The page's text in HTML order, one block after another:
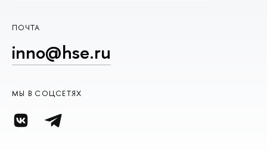
ПОЧТА
inno@hse.ru
МЫ В СОЦСЕТЯХ